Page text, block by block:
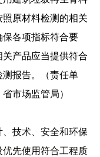
原材料检测的相关
各项指标符合要
产品应当提供符合
测报告。（责任单
市场监管局）
、技术、安全和环保
先使用符合工程质